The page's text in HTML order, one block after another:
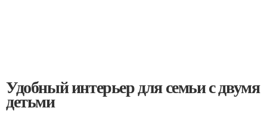
Удобный интерьер для семьи с двумя
детьми